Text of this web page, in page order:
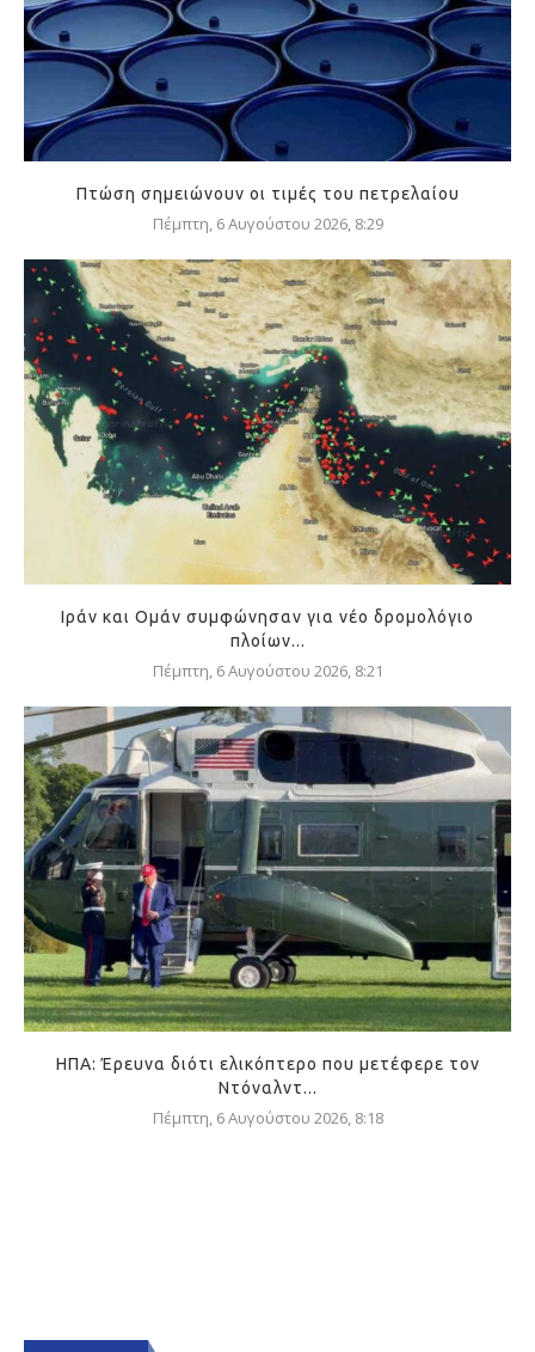
Πτώση σημειώνουν οι τιμές του πετρελαίου
Πέμπτη, 6 Αυγούστου 2026, 8:29
Ιράν και Ομάν συμφώνησαν για νέο δρομολόγιο
πλοίων...
Πέμπτη, 6 Αυγούστου 2026, 8:21
ΗΠΑ: Έρευνα διότι ελικόπτερο που μετέφερε τον
Ντόναλντ...
Πέμπτη, 6 Αυγούστου 2026, 8:18